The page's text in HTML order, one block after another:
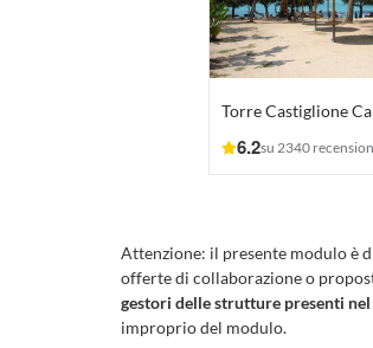
6.2su 2340
Attenzione: il presente modulo è
offerte di collaborazione o
gestori delle strutture presenti
improprio del modulo.